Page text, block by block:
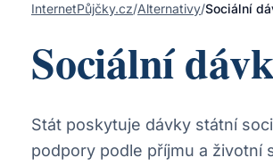
InternetPůjčky.cz/Alternativy/Sociální
Sociální
Stát poskytuje dávky státní
podpory podle příjmu a životní